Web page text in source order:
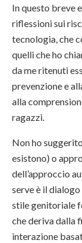
In questo breve
riflessioni sui
tecnologia, che
quelli che ho
da me ritenuti
prevenzione e
alla
ragazzi.
Non ho
esistono) o
dell’approccio
serve è il dialogo
stile genitoriale
che deriva dalla
interazione